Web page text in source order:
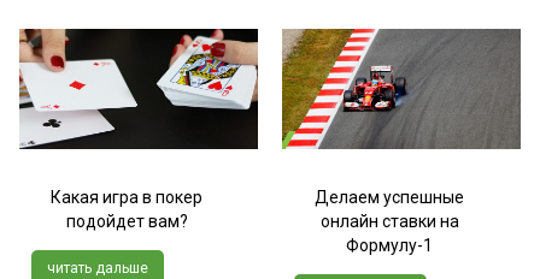
Какая игра в покер
подойдет вам?
читать дальше
Делаем успешные
онлайн ставки на
Формулу-1